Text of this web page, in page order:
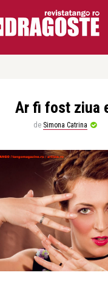
Ar fi fost ziua
de Simona Catrina